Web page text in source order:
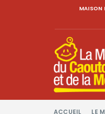
MAISON
ACCUEIL LE